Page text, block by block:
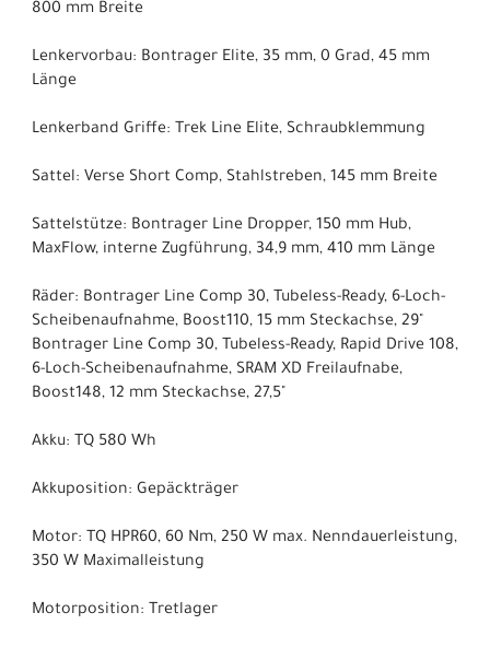
800 mm Breite
Lenkervorbau: Bontrager Elite, 35 mm, 0 Grad, 45 mm
Länge
Lenkerband Griffe: Trek Line Elite, Schraubklemmung
Sattel: Verse Short Comp, Stahlstreben, 145 mm Breite
Sattelstütze: Bontrager Line Dropper, 150 mm Hub,
MaxFlow, interne Zugführung, 34,9 mm, 410 mm Länge
Räder: Bontrager Line Comp 30, Tubeless-Ready, 6-Loch-
Scheibenaufnahme, Boost110, 15 mm Steckachse, 29"
Bontrager Line Comp 30, Tubeless-Ready, Rapid Drive 108,
6-Loch-Scheibenaufnahme, SRAM XD Freilaufnabe,
Boost148, 12 mm Steckachse, 27,5"
Akku: TQ 580 Wh
Akkuposition: Gepäckträger
Motor: TQ HPR60, 60 Nm, 250 W max. Nenndauerleistung,
350 W Maximalleistung
Motorposition: Tretlager